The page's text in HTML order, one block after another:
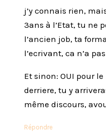
j’y connais rien,
3ans à l’Etat, tu ne
l’ancien job, ta
l’ecrivant, ca n’a
Et sinon: OUI pour
derriere, tu y
même discours,
Répondre